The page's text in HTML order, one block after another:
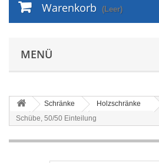
Warenkorb (Leer)
MENÜ
Schränke Holzschränke
Schübe, 50/50 Einteilung